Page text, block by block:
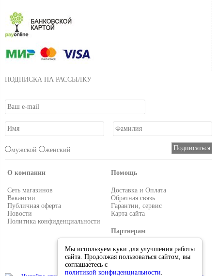
ПОДПИСКА НА РАССЫЛКУ
мужской женский
О компании
Сеть магазинов
Вакансии
Публичная оферта
Новости
Политика конфиденциальности
Помощь
Доставка и Оплата
Обратная связь
Гарантии, сервис
Карта сайта
Партнерам
Условия работы
Реквизиты
Мы используем куки для улучшения работы
сайта. Продолжая пользоваться сайтом, вы
соглашаетесь с
политикой конфиденциальности.